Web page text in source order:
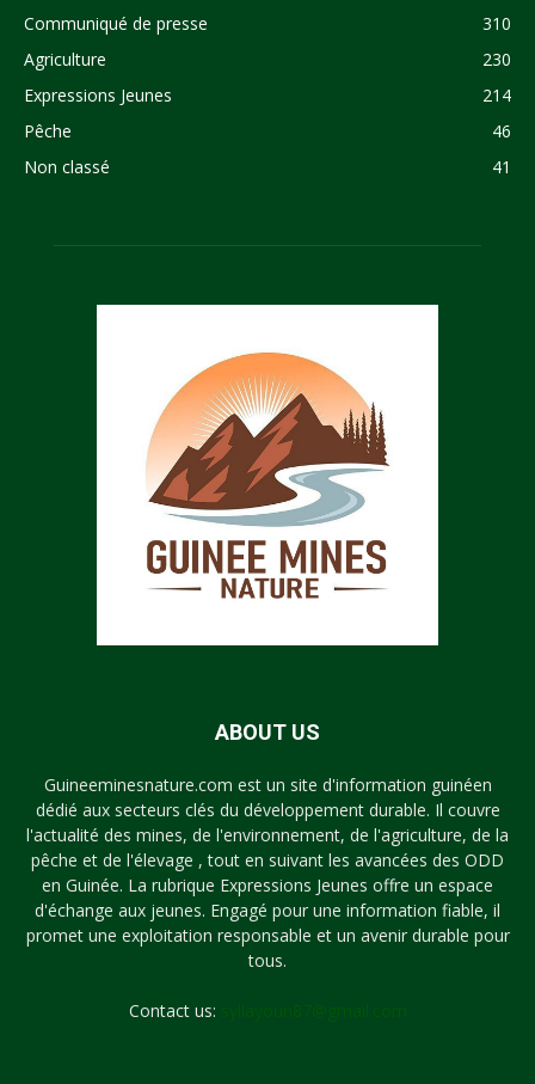
Communiqué de presse
310
Agriculture
230
Expressions Jeunes
214
Pêche
46
Non classé
41
ABOUT US
Guineeminesnature.com est un site d'information guinéen
dédié aux secteurs clés du développement durable. Il couvre
l'actualité des mines, de l'environnement, de l'agriculture, de la
pêche et de l'élevage , tout en suivant les avancées des ODD
en Guinée. La rubrique Expressions Jeunes offre un espace
d'échange aux jeunes. Engagé pour une information fiable, il
promet une exploitation responsable et un avenir durable pour
tous.
Contact us: